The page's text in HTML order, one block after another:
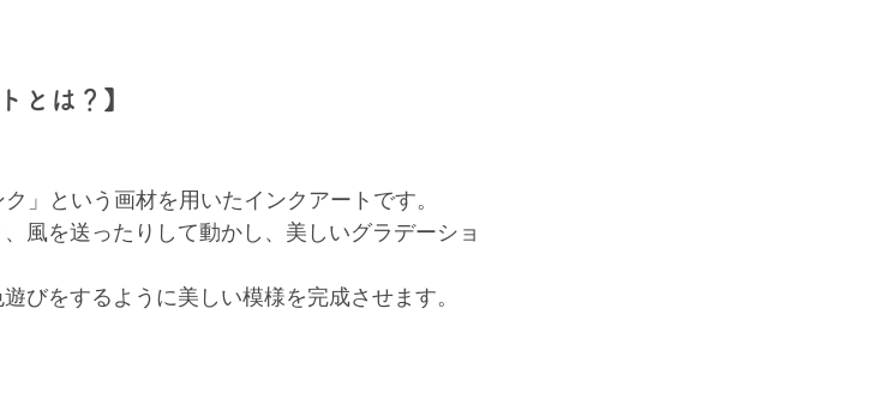
とは？】
」という画材を用いたインクアートです。
風を送ったりして動かし、美しいグラデーショ
びをするように美しい模様を完成させます。